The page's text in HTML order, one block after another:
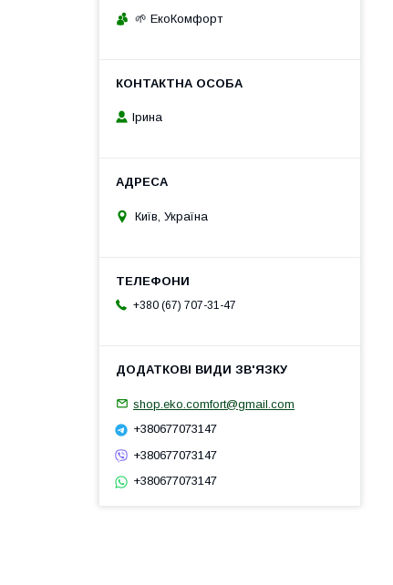
🌱 ЕкоКомфорт
Ірина
Київ, Україна
+380 (67) 707-31-47
shop.eko.comfort@gmail.com
+380677073147
+380677073147
+380677073147